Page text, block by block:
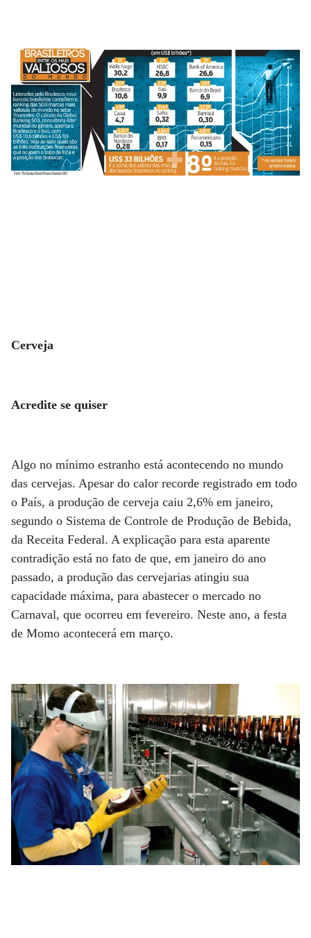
Cerveja
Acredite se quiser
Algo no mínimo estranho está acontecendo no mundo
das cervejas. Apesar do calor recorde registrado em todo
o País, a produção de cerveja caiu 2,6% em janeiro,
segundo o Sistema de Con­trole de Produção de Bebida,
da Receita Federal. A explicação para esta aparente
contradição está no fato de que, em janeiro do ano
passado, a produção das cervejarias atingiu sua
capacidade máxima, para abastecer o mercado no
Carnaval, que ocorreu em fevereiro. Neste ano, a festa
de Momo acontecerá em março.